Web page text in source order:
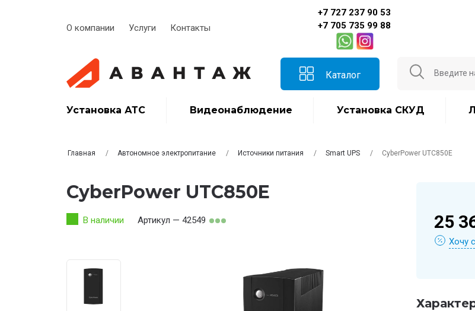
О компании Услуги Контакты
+7 727 237 90 53
+7 705 735 99 88
Каталог
Установка АТС Видеонаблюдение Установка СКУД
Главная Автономное электропитание Источники питания Smart UPS CyberPower UTC850E
CyberPower UTC850E
В наличии Артикул — 42549 25
Хочу